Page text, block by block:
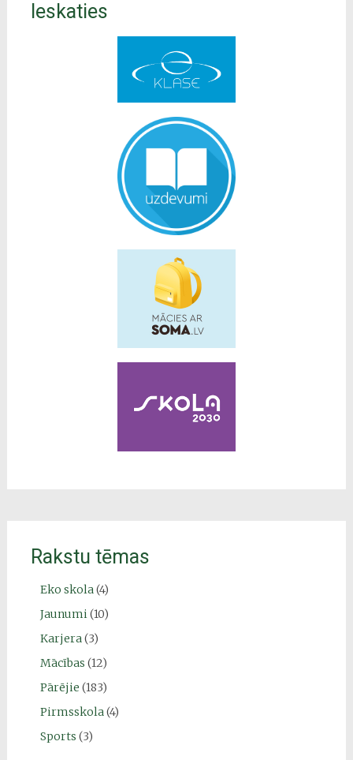
Ieskaties
Rakstu tēmas
Eko skola (4)
Jaunumi (10)
Karjera (3)
Mācības (12)
Pārējie (183)
Pirmsskola (4)
Sports (3)